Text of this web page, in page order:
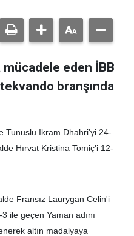
mücadele eden İBB
branşında
Tunuslu Ikram Dhahri'yi 24-
Hırvat Kristina Tomiç'i 12-
Fransız Laurygan Celin'i
ile geçen Yaman adını
altın madalyaya